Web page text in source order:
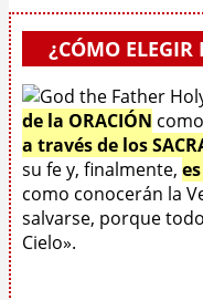
¿CÓMO ELEGIR
de la ORACIÓN
a través de los
su fe y, finalmente,
como conocerán la
salvarse, porque
Cielo».